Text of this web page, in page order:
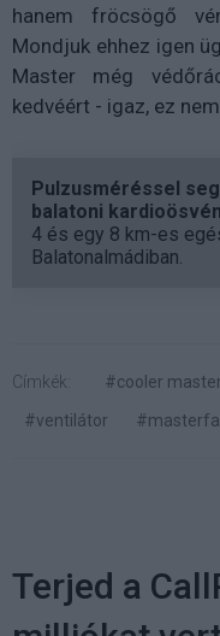
hanem fröcsögő
Mondjuk ehhez igen
Master még
kedvéért - igaz, ez
Pulzusméréssel
balatoni
4 és egy 8 km-es
Balatonalmádiban.
Címkék: #cooler master
#ventilátor
Terjed a